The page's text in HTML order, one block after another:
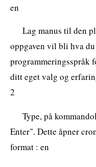
en
Lag manus til den
oppgaven vil bli hva
programmeringsspråk
ditt eget valg og
2
Type, på
Enter". Dette åpner
format : en